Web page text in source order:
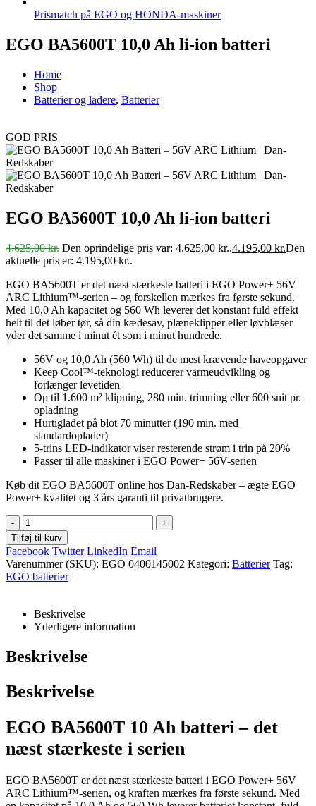
Prismatch på EGO og HONDA-maskiner
EGO BA5600T 10,0 Ah li-ion batteri
Home
Shop
Batterier og ladere, Batterier
GOD PRIS
EGO BA5600T 10,0 Ah li-ion batteri
4.625,00kr. Den oprindelige pris var: 4.625,00 kr..4.195,00 kr.Den
aktuelle pris er: 4.195,00 kr..
EGO BA5600T er det næst stærkeste batteri i EGO Power+ 56V
ARC Lithium™-serien – og forskellen mærkes fra første sekund.
Med 10,0 Ah kapacitet og 560 Wh leverer det konstant fuld effekt
helt til det løber tør, så din kædesav, plæneklipper eller løvblæser
yder det samme i minut ét som i minut hundrede.
56V og 10,0 Ah (560 Wh) til de mest krævende haveopgaver
Keep Cool™-teknologi reducerer varmeudvikling og
forlænger levetiden
Op til 1.600 m² klipning, 280 min. trimning eller 600 snit pr.
opladning
Hurtigladet på blot 70 minutter (190 min. med
standardoplader)
5-trins LED-indikator viser resterende strøm i trin på 20%
Passer til alle maskiner i EGO Power+ 56V-serien
Køb dit EGO BA5600T online hos Dan-Redskaber – ægte EGO
Power+ kvalitet og 3 års garanti til privatbrugere.
-
+
Tilføj til kurv
Facebook Twitter LinkedIn Email
Varenummer (SKU): EGO 0400145002 Kategori: Batterier Tag:
EGO batterier
Beskrivelse
Yderligere information
Beskrivelse
Beskrivelse
EGO BA5600T 10 Ah batteri – det
næst stærkeste i serien
EGO BA5600T er det næst stærkeste batteri i EGO Power+ 56V
ARC Lithium™-serien, og kraften mærkes fra første sekund. Med